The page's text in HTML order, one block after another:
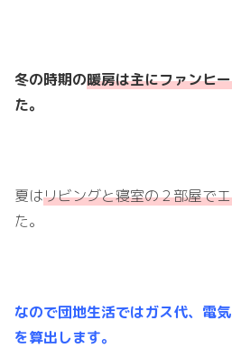
冬の時期の暖房は主にファンヒ
た。
夏はリビングと寝室の２部屋で
た。
なので団地生活ではガス代、電
を算出します。